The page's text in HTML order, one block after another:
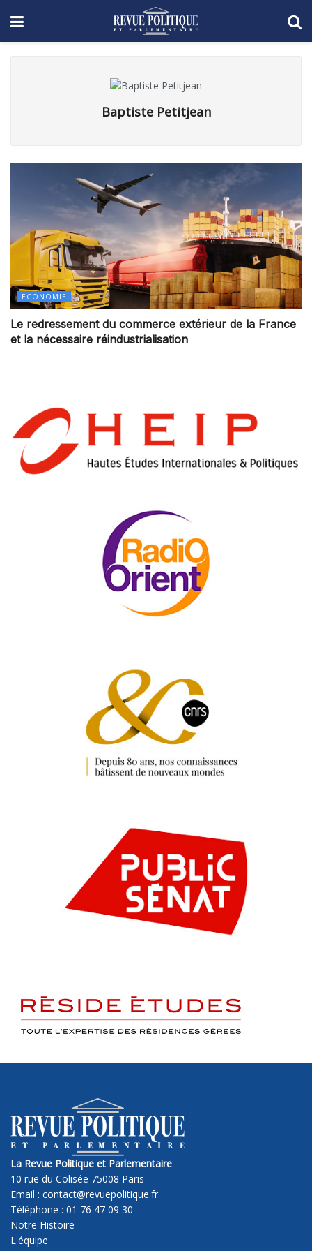
Baptiste Petitjean
ECONOMIE
Le redressement du commerce extérieur de la France
et la nécessaire réindustrialisation
La Revue Politique et Parlementaire
10 rue du Colisée 75008 Paris
Email : contact@revuepolitique.fr
Téléphone : 01 76 47 09 30
Notre Histoire
L'équipe